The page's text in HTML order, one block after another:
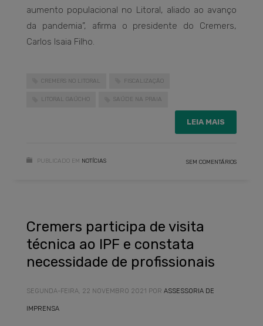
aumento populacional no Litoral, aliado ao avanço
da pandemia”, afirma o presidente do Cremers,
Carlos Isaia Filho.
CREMERS NO LITORAL FISCALIZAÇÃO
LITORAL GAÚCHO SAÚDE NA PRAIA
LEIA MAIS
PUBLICADO EM NOTÍCIAS SEM COMENTÁRIOS
Cremers participa de visita
técnica ao IPF e constata
necessidade de profissionais
SEGUNDA-FEIRA, 22 NOVEMBRO 2021 POR ASSESSORIA DE
IMPRENSA